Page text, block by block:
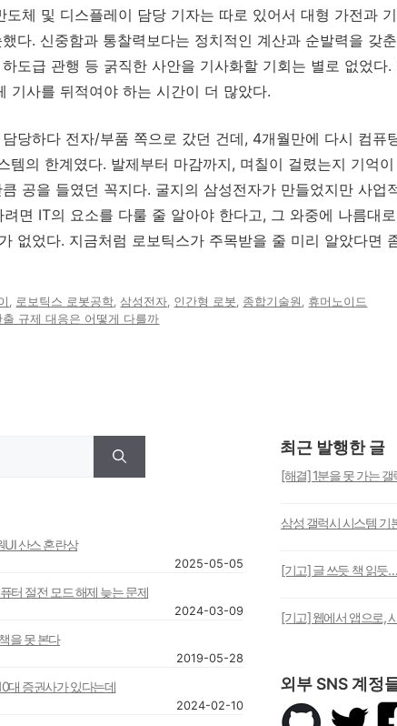
도체 및 디스플레이 담당 기자는 따로 있어서 대형 가전과
다. 신중함과 통찰력보다는 정치적인 계산과 순발력을 갖
도급 관행 등 굵직한 사안을 기사화할 기회는 별로 없었
기사를 뒤적여야 하는 시간이 더 많았다.
당하다 전자/부품 쪽으로 갔던 건데, 4개월만에 다시 컴퓨
템의 한계였다. 발제부터 마감까지, 며칠이 걸렸는지 기억
공을 들였던 꼭지다. 굴지의 삼성전자가 만들었지만 사
면 IT의 요소를 다룰 줄 알아야 한다고, 그 와중에 나름대
없었다. 지금처럼 로보틱스가 주목받을 줄 미리 알았다면
, 로보틱스 로봇공학, 삼성전자, 인간형 로봇, 종합기술원 , 휴머노이드
규제 대응은 어떻게 다를까
UI 산스 혼란상
2025-05-05
터 절전 모드 해제 늦는 문제
2024-03-09
을 못 본다
2019-05-28
대 증권사가 있다는데
2024-02-10
최근 발행한 글
[해결] 1분을 못 가는
삼성 갤럭시 시스템 기
[기고] 글 쓰듯 책 읽듯
[기고] 웹에서 앱으로,
외부 SNS 계정
깃
트
페